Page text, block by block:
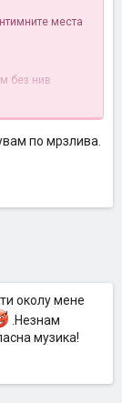
места
без нив
е во право
родителите или
гласна
по мрзлива.
околу мене
.Незнам
музика!